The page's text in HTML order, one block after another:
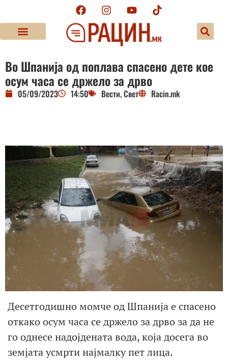
Во Шпанија од поплава спасено дете кое
осум часа се држело за дрво
05/09/2023 14:50 Вести,Свет Racin.mk
Десетгодишно момче од Шпанија е спасено
откако осум часа се држело за дрво за да не
го однесе надојдената вода, која досега во
земјата усмрти најмалку пет лица.